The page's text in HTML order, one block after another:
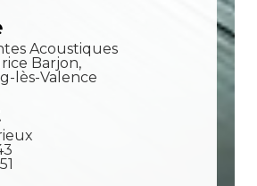
Acoustiques
Barjon,
lès-Valence